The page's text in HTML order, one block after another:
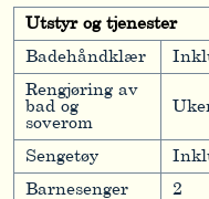
Utstyr og tjenester
Badehåndklær
Rengjøring av
bad og
soverom
Sengetøy
Barnesenger
2